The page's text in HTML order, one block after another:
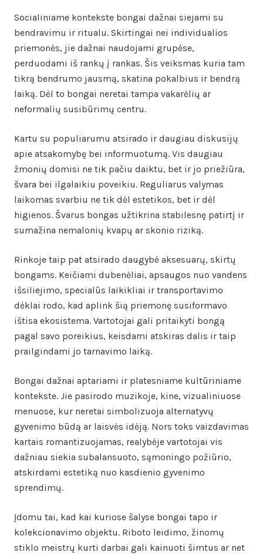
Socialiniame kontekste bongai dažnai siejami su
bendravimu ir ritualu. Skirtingai nei individualios
priemonės, jie dažnai naudojami grupėse,
perduodami iš rankų į rankas. Šis veiksmas kuria tam
tikrą bendrumo jausmą, skatina pokalbius ir bendrą
laiką. Dėl to bongai neretai tampa vakarėlių ar
neformalių susibūrimų centru.
Kartu su populiarumu atsirado ir daugiau diskusijų
apie atsakomybę bei informuotumą. Vis daugiau
žmonių domisi ne tik pačiu daiktu, bet ir jo priežiūra,
švara bei ilgalaikiu poveikiu. Reguliarus valymas
laikomas svarbiu ne tik dėl estetikos, bet ir dėl
higienos. Švarus bongas užtikrina stabilesnę patirtį ir
sumažina nemalonių kvapų ar skonio riziką.
Rinkoje taip pat atsirado daugybė aksesuarų, skirtų
bongams. Keičiami dubenėliai, apsaugos nuo vandens
išsiliejimo, specialūs laikikliai ir transportavimo
dėklai rodo, kad aplink šią priemonę susiformavo
ištisa ekosistema. Vartotojai gali pritaikyti bongą
pagal savo poreikius, keisdami atskiras dalis ir taip
prailgindami jo tarnavimo laiką.
Bongai dažnai aptariami ir platesniame kultūriniame
kontekste. Jie pasirodo muzikoje, kine, vizualiniuose
menuose, kur neretai simbolizuoja alternatyvų
gyvenimo būdą ar laisvės idėją. Nors toks vaizdavimas
kartais romantizuojamas, realybėje vartotojai vis
dažniau siekia subalansuoto, sąmoningo požiūrio,
atskirdami estetiką nuo kasdienio gyvenimo
sprendimų.
Įdomu tai, kad kai kuriose šalyse bongai tapo ir
kolekcionavimo objektu. Riboto leidimo, žinomų
stiklo meistrų kurti darbai gali kainuoti šimtus ar net